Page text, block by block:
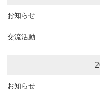
お知らせ
交流活動
お知らせ